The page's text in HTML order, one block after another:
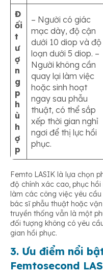
Đ
ối
t
ư
ợ
n
g
p
h
ù
h
ợ
p
– Người có giác
mạc dày, độ cận
dưới 10 diop và độ
loạn dưới 5 diop. –
Người không cần
quay lại làm việc
hoặc sinh hoạt
ngay sau phẫu
thuật, có thể sắp
xếp thời gian nghỉ
ngơi để thị lực hồi
phục.
Femto LASIK là lựa chọn
độ chính xác cao, phục
làm các công việc yêu
bác sĩ phẫu thuật hoặc
truyền thống vẫn là một
đối tượng không có yêu
gian hồi phục.
3. Ưu điểm nổi
Femtosecond